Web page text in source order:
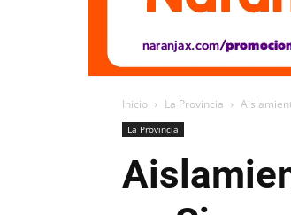
Inicio La Provincia
La Provincia